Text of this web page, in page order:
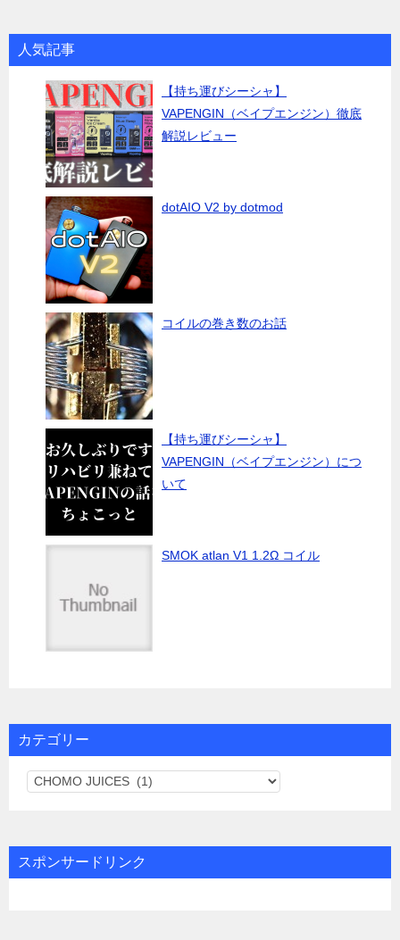
人気記事
【持ち運びシーシャ】
VAPENGIN（ベイプエンジン）徹底
解説レビュー
dotAIO V2 by dotmod
コイルの巻き数のお話
【持ち運びシーシャ】
VAPENGIN（ベイプエンジン）につ
いて
SMOK atlan V1 1.2Ω コイル
カテゴリー
カ
リ
ー
スポンサードリンク